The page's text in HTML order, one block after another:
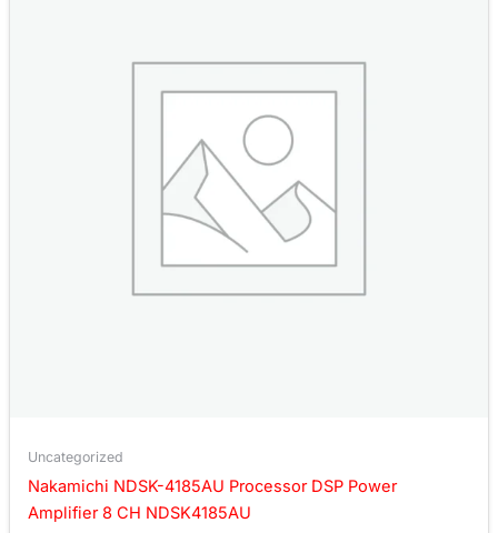
Uncategorized
Nakamichi NDSK-4185AU Processor DSP Power
Amplifier 8 CH NDSK4185AU